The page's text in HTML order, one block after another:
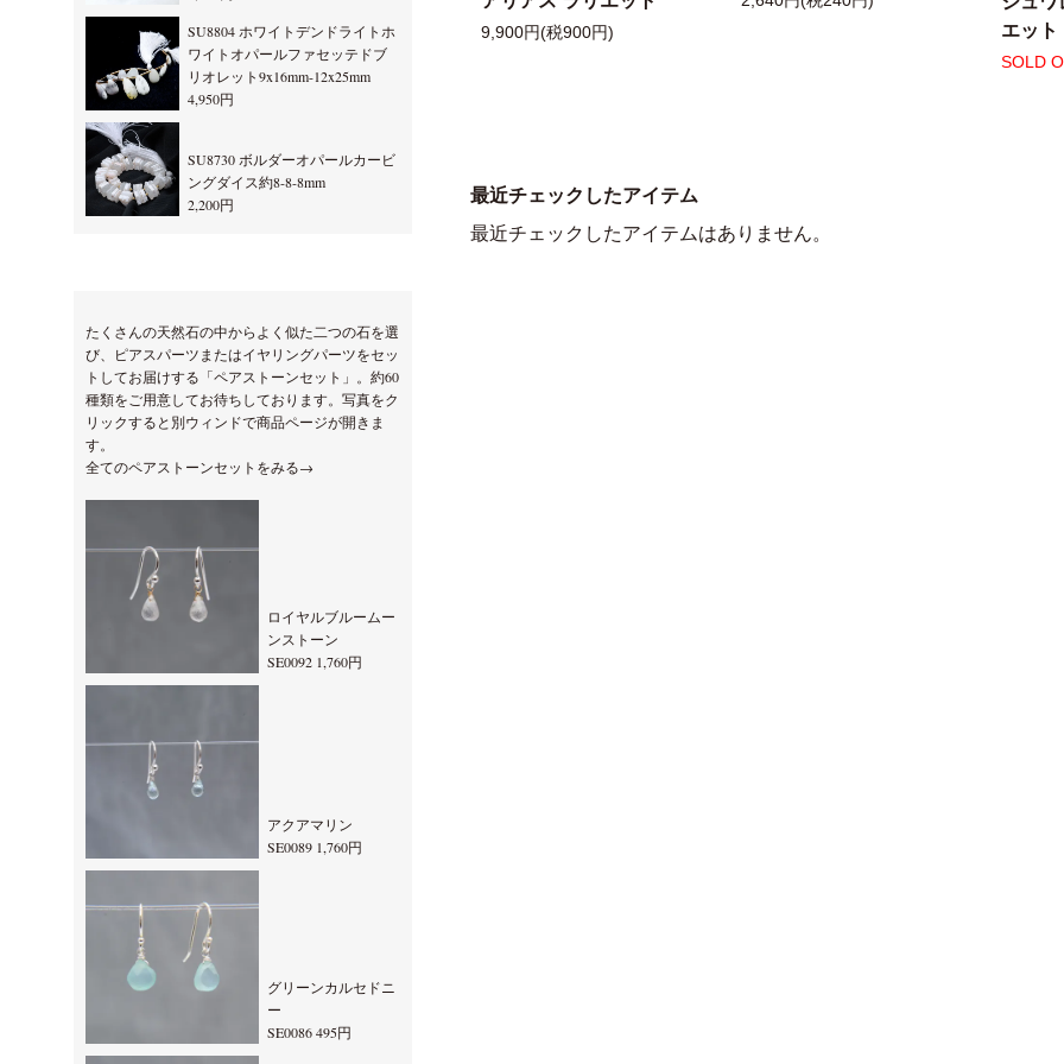
9,900円(税900円)
エット
SOLD
最近チェックしたアイテム
最近チェックしたアイテムはありません。
SU8804 ホワイトデンドライトホ
ワイトオパールファセッテドブ
リオレット9x16mm-12x25mm
4,950円
SU8730 ボルダーオパールカービ
ングダイス約8-8-8mm
2,200円
たくさんの天然石の中からよく似た二つの石を選
び、ピアスパーツまたはイヤリングパーツをセッ
トしてお届けする「ペアストーンセット」。約60
種類をご用意してお待ちしております。写真をク
リックすると別ウィンドで商品ページが開きま
す。
全てのペアストーンセットをみる→
ロイヤルブルームー
ンストーン
SE0092 1,760円
アクアマリン
SE0089 1,760円
グリーンカルセドニ
ー
SE0086 495円